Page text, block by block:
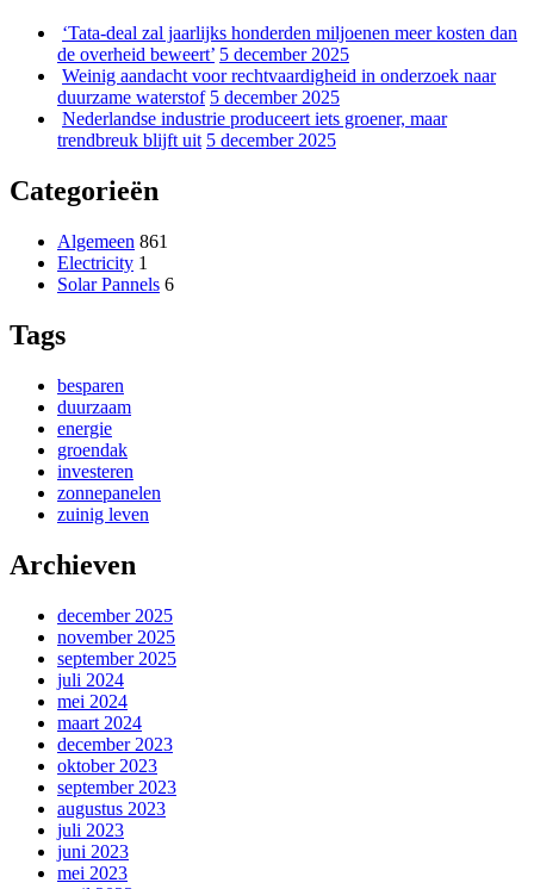
‘Tata-deal zal jaarlijks honderden miljoenen meer kosten dan
de overheid beweert’ 5 december 2025
Weinig aandacht voor rechtvaardigheid in onderzoek naar
duurzame waterstof 5 december 2025
Nederlandse industrie produceert iets groener, maar
trendbreuk blijft uit 5 december 2025
Categorieën
Algemeen 861
Electricity 1
Solar Pannels 6
Tags
besparen
duurzaam
energie
groendak
investeren
zonnepanelen
zuinig leven
Archieven
december 2025
november 2025
september 2025
juli 2024
mei 2024
maart 2024
december 2023
oktober 2023
september 2023
augustus 2023
juli 2023
juni 2023
mei 2023